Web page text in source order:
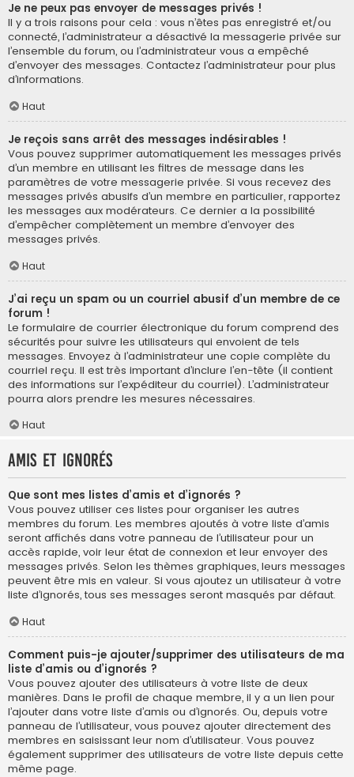
Je ne peux pas envoyer de messages privés !
Il y a trois raisons pour cela : vous n’êtes pas enregistré et/ou
connecté, l’administrateur a désactivé la messagerie privée sur
l’ensemble du forum, ou l’administrateur vous a empêché
d’envoyer des messages. Contactez l’administrateur pour plus
d’informations.
Haut
Je reçois sans arrêt des messages indésirables !
Vous pouvez supprimer automatiquement les messages privés
d’un membre en utilisant les filtres de message dans les
paramètres de votre messagerie privée. Si vous recevez des
messages privés abusifs d’un membre en particulier, rapportez
les messages aux modérateurs. Ce dernier a la possibilité
d’empêcher complètement un membre d’envoyer des
messages privés.
Haut
J’ai reçu un spam ou un courriel abusif d’un membre de ce
forum !
Le formulaire de courrier électronique du forum comprend des
sécurités pour suivre les utilisateurs qui envoient de tels
messages. Envoyez à l’administrateur une copie complète du
courriel reçu. Il est très important d’inclure l’en-tête (il contient
des informations sur l’expéditeur du courriel). L’administrateur
pourra alors prendre les mesures nécessaires.
Haut
Amis et ignorés
Que sont mes listes d’amis et d’ignorés ?
Vous pouvez utiliser ces listes pour organiser les autres
membres du forum. Les membres ajoutés à votre liste d’amis
seront affichés dans votre panneau de l’utilisateur pour un
accès rapide, voir leur état de connexion et leur envoyer des
messages privés. Selon les thèmes graphiques, leurs messages
peuvent être mis en valeur. Si vous ajoutez un utilisateur à votre
liste d’ignorés, tous ses messages seront masqués par défaut.
Haut
Comment puis-je ajouter/supprimer des utilisateurs de ma
liste d’amis ou d’ignorés ?
Vous pouvez ajouter des utilisateurs à votre liste de deux
manières. Dans le profil de chaque membre, il y a un lien pour
l’ajouter dans votre liste d’amis ou d’ignorés. Ou, depuis votre
panneau de l’utilisateur, vous pouvez ajouter directement des
membres en saisissant leur nom d’utilisateur. Vous pouvez
également supprimer des utilisateurs de votre liste depuis cette
même page.